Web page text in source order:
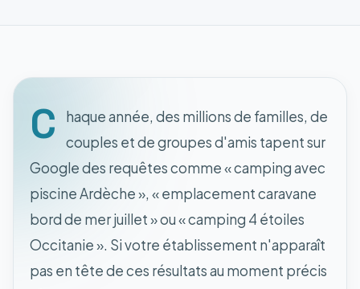
C
haque année, des millions de familles, de
couples et de groupes d'amis tapent sur
Google des requêtes comme « camping avec
piscine Ardèche », « emplacement caravane
bord de mer juillet » ou « camping 4 étoiles
Occitanie ». Si votre établissement n'apparaît
pas en tête de ces résultats au moment précis